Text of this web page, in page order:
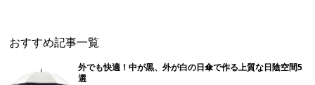
おすすめ記事一覧
外でも快適！中が黒、外が白の日傘で作る上質な日陰空間5
選